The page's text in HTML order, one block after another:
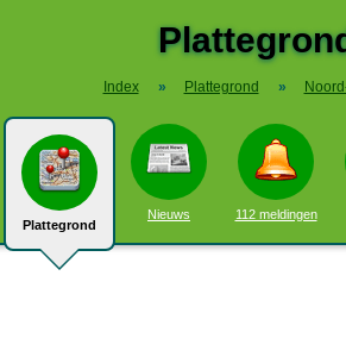
Index » Plattegrond »
Plattegrond
Nieuws 112 meldingen